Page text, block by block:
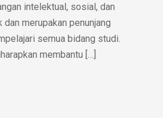
intelektual, sosial, dan
merupakan penunjang
semua bidang studi.
membantu […]